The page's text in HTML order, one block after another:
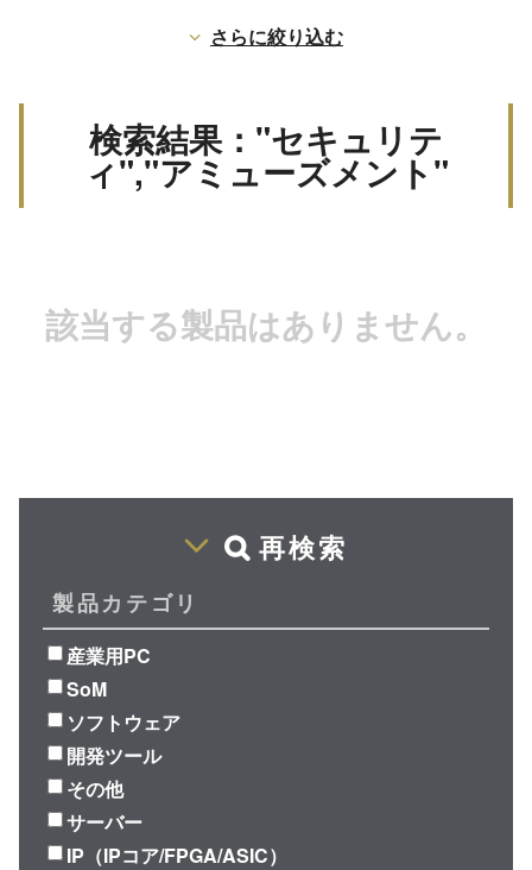
さらに絞り込む
検索結果："セキュリテ
ィ","アミューズメント"
該当する製品はありません。
再検索
製品カテゴリ
産業用PC
SoM
ソフトウェア
開発ツール
その他
サーバー
IP（IPコア/FPGA/ASIC）